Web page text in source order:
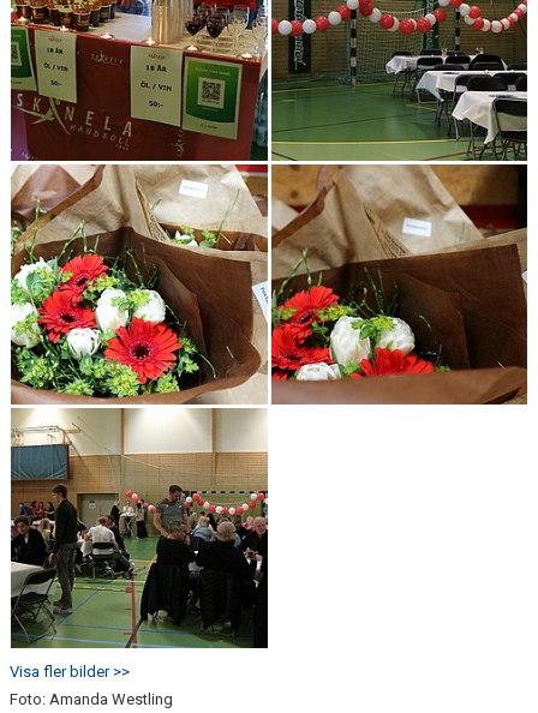
Visa fler bilder >>
Foto: Amanda Westling